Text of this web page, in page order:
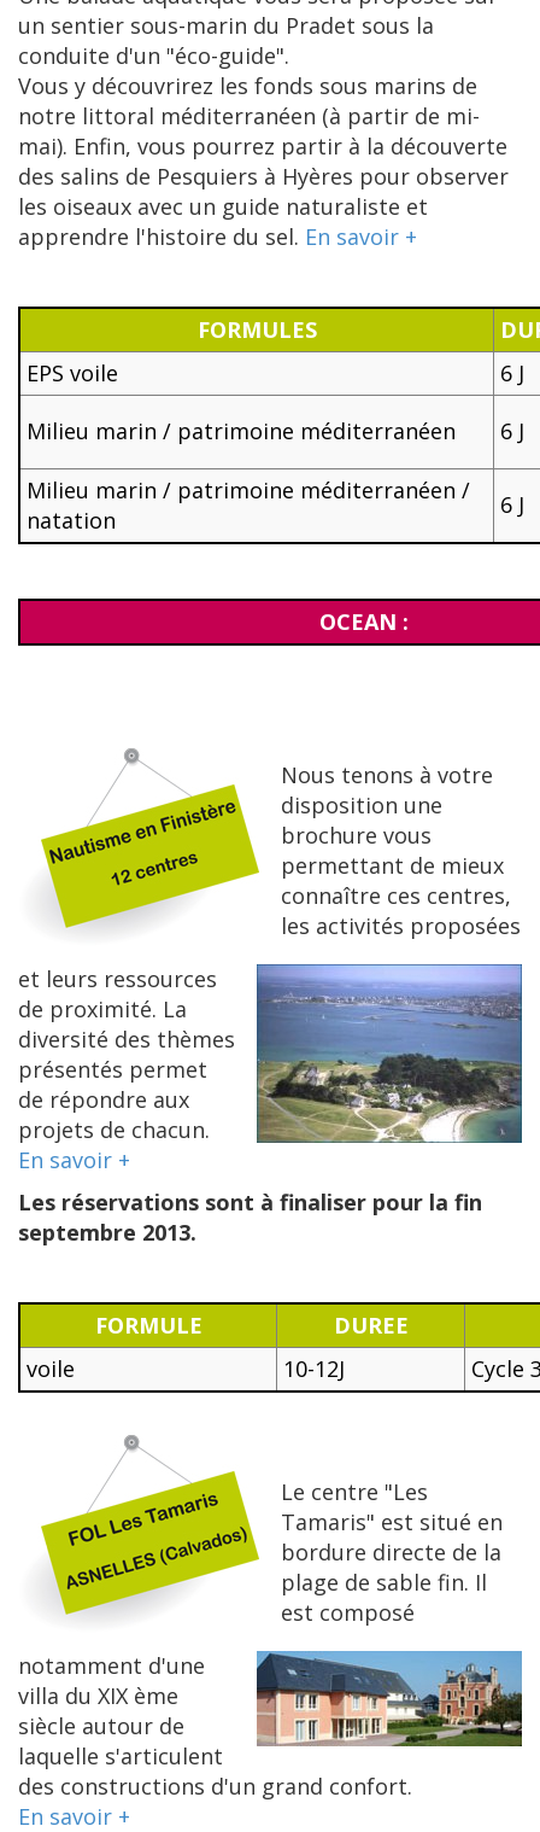
un sentier sous-marin du Pradet sous la
conduite d'un "éco-guide".
Vous y découvrirez les fonds sous marins de
notre littoral méditerranéen (à partir de mi-
mai). Enfin, vous pourrez partir à la découverte
des salins de Pesquiers à Hyères pour observer
les oiseaux avec un guide naturaliste et
apprendre l'histoire du sel. En savoir +
FORMULES
EPS voile
6 J
Milieu marin / patrimoine méditerranéen
6 J
Milieu marin / patrimoine méditerranéen /
natation
6 J
OCEAN :
Nous tenons à votre
disposition une
brochure vous
permettant de mieux
connaître ces centres,
les activités proposées
et leurs ressources
de proximité. La
diversité des thèmes
présentés permet
de répondre aux
projets de chacun.
En savoir +
Les réservations sont à finaliser pour la fin
septembre 2013.
FORMULE
DUREE
voile
10-12J Cycle
Le centre "Les
Tamaris" est situé en
bordure directe de la
plage de sable fin. Il
est composé
notamment d'une
villa du XIX ème
siècle autour de
laquelle s'articulent
des constructions d'un grand confort.
En savoir +